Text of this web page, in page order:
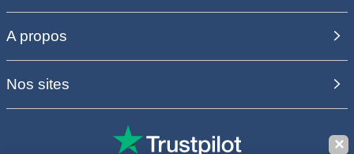
A propos
Nos sites
✕